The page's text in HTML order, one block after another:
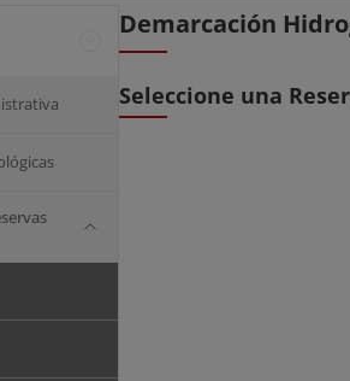
Demarcación
Seleccione una